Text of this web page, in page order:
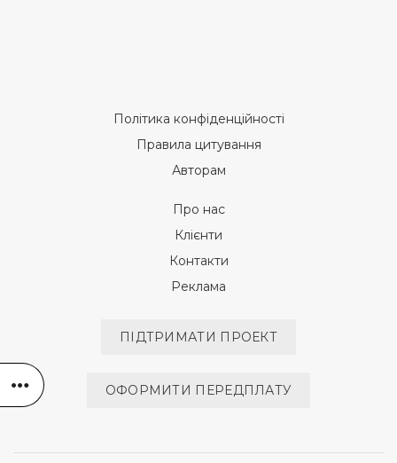
Політика конфіденційності
Правила цитування
Авторам
Про нас
Клієнти
Контакти
Реклама
ПІДТРИМАТИ ПРОЕКТ
ОФОРМИТИ ПЕРЕДПЛАТУ